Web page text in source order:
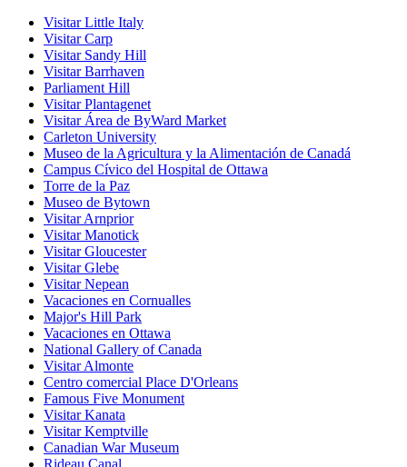
Visitar Little Italy
Visitar Carp
Visitar Sandy Hill
Visitar Barrhaven
Parliament Hill
Visitar Plantagenet
Visitar Área de ByWard Market
Carleton University
Museo de la Agricultura y la Alimentación de Canadá
Campus Cívico del Hospital de Ottawa
Torre de la Paz
Museo de Bytown
Visitar Arnprior
Visitar Manotick
Visitar Gloucester
Visitar Glebe
Visitar Nepean
Vacaciones en Cornualles
Major's Hill Park
Vacaciones en Ottawa
National Gallery of Canada
Visitar Almonte
Centro comercial Place D'Orleans
Famous Five Monument
Visitar Kanata
Visitar Kemptville
Canadian War Museum
Rideau Canal